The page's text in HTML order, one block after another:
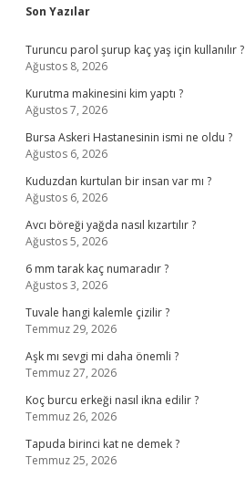
Sidebar
Son Yazılar
Turuncu parol şurup kaç yaş için kullanılır ?
Ağustos 8, 2026
Kurutma makinesini kim yaptı ?
Ağustos 7, 2026
Bursa Askeri Hastanesinin ismi ne oldu ?
Ağustos 6, 2026
Kuduzdan kurtulan bir insan var mı ?
Ağustos 6, 2026
Avcı böreği yağda nasıl kızartılır ?
Ağustos 5, 2026
6 mm tarak kaç numaradır ?
Ağustos 3, 2026
Tuvale hangi kalemle çizilir ?
Temmuz 29, 2026
Aşk mı sevgi mi daha önemli ?
Temmuz 27, 2026
Koç burcu erkeği nasıl ikna edilir ?
Temmuz 26, 2026
Tapuda birinci kat ne demek ?
Temmuz 25, 2026